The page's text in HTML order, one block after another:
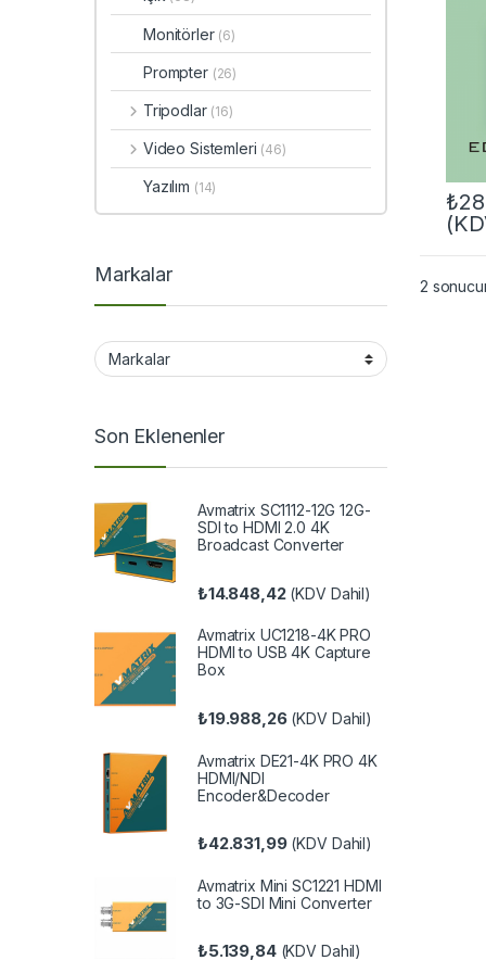
₺
2
Monitörler (6)
Prompter (26)
Tripodlar (16)
Video Sistemleri (46)
Yazılım (14)
Markalar
Son Eklenenler
Avmatrix SC1112-12G 12G-
SDI to HDMI 2.0 4K
Broadcast Converter
₺14.848,42(KDV Dahil)
Avmatrix UC1218-4K PRO
HDMI to USB 4K Capture
Box
₺19.988,26(KDV Dahil)
Avmatrix DE21-4K PRO 4K
HDMI/NDI
Encoder&Decoder
₺42.831,99(KDV Dahil)
Avmatrix Mini SC1221 HDMI
to 3G-SDI Mini Converter
₺5.139,84(KDV Dahil)